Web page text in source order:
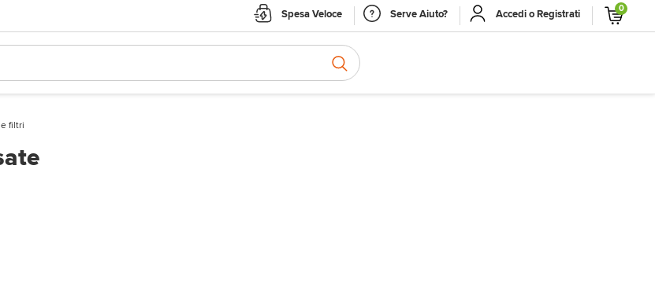
Spesa Veloce Serve Aiuto? Accedi o Registrati 0
filtri